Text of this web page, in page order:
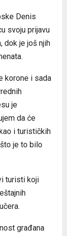
Denis
svoju prijavu
dok je još njih
korone i sada
je
da će
i turističkih
je to bilo
turisti koji
građana